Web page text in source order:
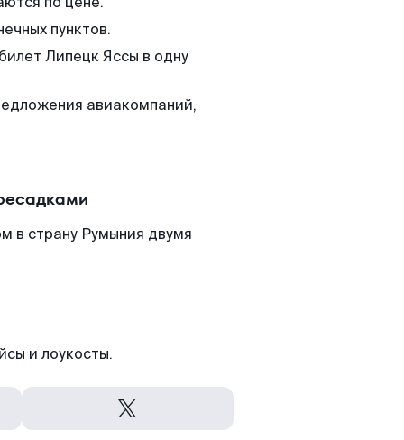
пунктов.
Липецк Яссы в одну
авиакомпаний,
в страну Румыния двумя
и лоукосты.